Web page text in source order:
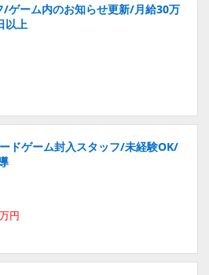
/ゲーム内のお知らせ更新/月給30万
以上
ドゲーム封入スタッフ/未経験OK/
円